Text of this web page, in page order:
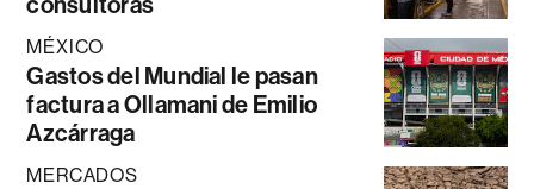
MÉXICO
Gastos del Mundial le pasan
factura a Ollamani de Emilio
Azcárraga
MERCADOS